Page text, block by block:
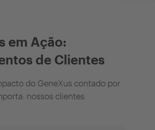
em Ação:
de Clientes
do GeneXus contado por
nossos clientes.